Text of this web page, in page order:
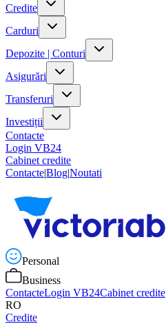
Credite
Carduri
Depozite | Conturi
Asigurări
Transferuri
Investiții
Contacte
Login VB24
Cabinet credite
Contacte|Blog|Noutati
Personal
Business
ContacteLogin VB24Cabinet credite
RO
Credite